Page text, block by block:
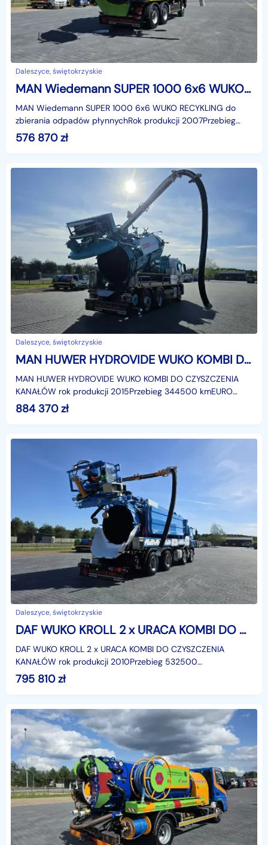
Daleszyce, świętokrzyskie
MAN Wiedemann SUPER 1000 6x6 WUKO RECYKLING do zbierania odpadów 6x6 WUKO asenizacyjny separator beczka odpady czyszczenie kanalizacj
MAN Wiedemann SUPER 1000 6x6 WUKO RECYKLING do
zbierania odpadów płynnychRok produkcji 2007Przebieg
184250 kmVIDEOhttps://www.youtube.com/watch?
v=dLNoyzgiOpoSpe
576 870zł
Daleszyce, świętokrzyskie
MAN HUWER HYDROVIDE WUKO KOMBI DO CZYSZCZENIA KANAŁÓW EURO6 WUKO asenizacyjny separator beczka odpady czyszczenie kanaliza
MAN HUWER HYDROVIDE WUKO KOMBI DO CZYSZCZENIA
KANAŁÓW rok produkcji 2015Przebieg 344500 kmEURO
6Zbiornik o zmiennej objętości
podnoszonyhttps://www.youtube.com/
884 370zł
Daleszyce, świętokrzyskie
DAF WUKO KROLL 2 x URACA KOMBI DO CZYSZCZENIA KANAŁÓW WUKO asenizacyjny separator beczka odpady czyszczenie kanalizacja
DAF WUKO KROLL 2 x URACA KOMBI DO CZYSZCZENIA
KANAŁÓW rok produkcji 2010Przebieg 532500
kmZawieszenie hydrauliczne 8x4 tylna oś pędna
795 810zł